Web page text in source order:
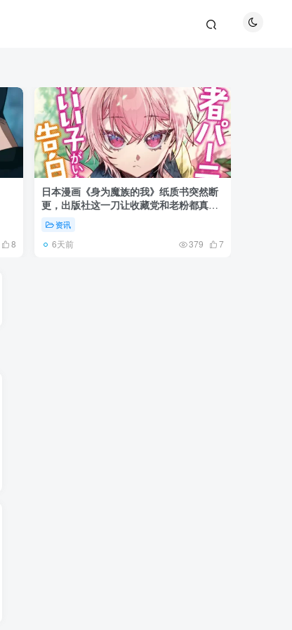
8
日本漫画《身为魔族的我》纸质书突然断
更，出版社这一刀让收藏党和老粉都真慌
了起来！
资讯
6天前 379 7